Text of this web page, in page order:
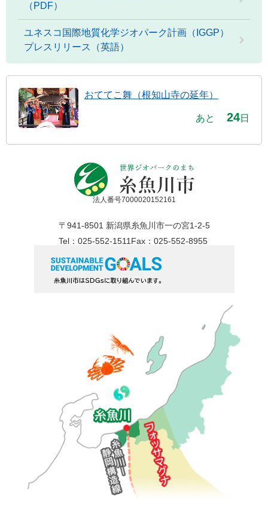
（PDF）
ユネスコ国際地質化学ジオパーク計画（IGGP）
プレスリリース（英語）
おててこ舞（根知山寺の延年）
あと 24日
法人番号7000020152161
〒941-8501 新潟県糸魚川市一の宮1-2-5
Tel：025-552-1511 Fax：025-552-8955